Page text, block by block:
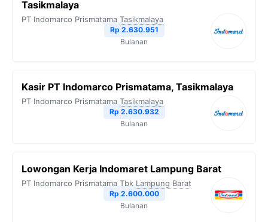
Tasikmalaya
PT Indomarco Prismatama Tasikmalaya
Rp 2.630.951
Bulanan
Kasir PT Indomarco Prismatama, Tasikmalaya
PT Indomarco Prismatama Tasikmalaya
Rp 2.630.932
Bulanan
Lowongan Kerja Indomaret Lampung Barat
PT Indomarco Prismatama Tbk Lampung Barat
Rp 2.600.000
Bulanan